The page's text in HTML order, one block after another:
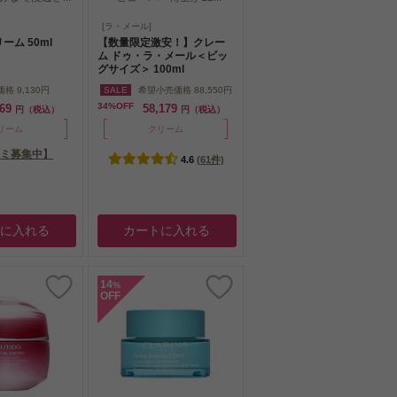
まで浸透さ...
ム 50ml
格 9,130円
円（税込）
ーム
募集中】
入れる
NASAの物理学者マックス・
ヒューバー博士が12...
[ラ・メール]
【数量限定激安！】クレー
ム ドゥ・ラ・メール＜ビッ
グサイズ＞ 100ml
SALE 希望小売価格 88,550円
34%OFF
58,179 円（税込）
クリーム
4.6 (61件)
カートに入れる
14%
OFF